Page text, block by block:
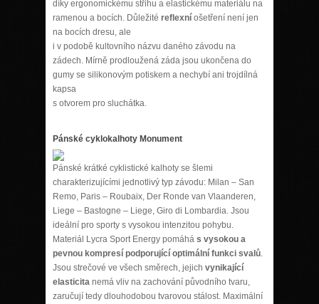
díky ergonomickému střihu a elastickému materiálu na
ramenou a bocích. Důležité reflexní ošetření není jen
na bocích dresu, ale
i v podobě kultovního názvu daného závodu na
zádech. Mírně prodloužená záda jsou ukončena do
gumy se silikonovým potiskem a nechybí ani trojdílná
kapsa
s otvorem pro sluchátka.
Pánské cyklokalhoty Monument
Pánské krátké cyklistické kalhoty se šlemi
charakterizujícími jednotlivý typ závodu: Milan – San
Remo, Paris – Roubaix, Der Ronde van Vlaanderen,
Liege – Bastogne – Liege, Giro di Lombardia. Jsou
ideální pro sporty s vysokou intenzitou pohybu.
Materiál Lycra Sport Energy pomáhá s vysokou a
pevnou kompresí podporující optimální funkci svalů.
Jsou strečové ve všech směrech, jejich vynikající
elasticita nemá vliv na zachování původního tvaru,
zaručují tedy dlouhodobou tvarovou stálost. Maximální